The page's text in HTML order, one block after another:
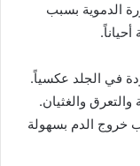
الدموية بسبب
في الجلد عكسياً.
والغثيان.
خروج الدم بسهولة